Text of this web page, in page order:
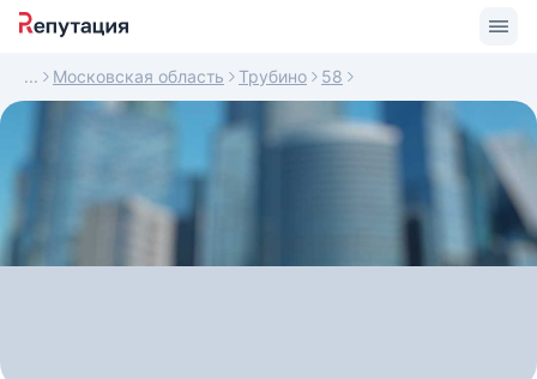
Московская область Трубино 58